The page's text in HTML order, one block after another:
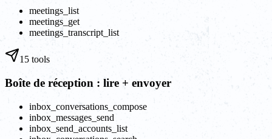
meetings_list
meetings_get
meetings_transcript_list
15 tools
Boîte de réception : lire + envoyer
inbox_conversations_compose
inbox_messages_send
inbox_send_accounts_list